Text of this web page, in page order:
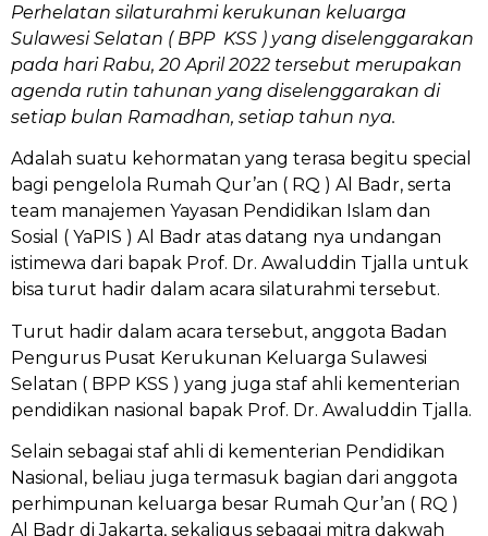
Perhelatan silaturahmi kerukunan keluarga
Sulawesi Selatan ( BPP KSS ) yang diselenggarakan
pada hari Rabu, 20 April 2022 tersebut merupakan
agenda rutin tahunan yang diselenggarakan di
setiap bulan Ramadhan, setiap tahun nya.
Adalah suatu kehormatan yang terasa begitu special
bagi pengelola Rumah Qur’an ( RQ ) Al Badr, serta
team manajemen Yayasan Pendidikan Islam dan
Sosial ( YaPIS ) Al Badr atas datang nya undangan
istimewa dari bapak Prof. Dr. Awaluddin Tjalla untuk
bisa turut hadir dalam acara silaturahmi tersebut.
Turut hadir dalam acara tersebut, anggota Badan
Pengurus Pusat Kerukunan Keluarga Sulawesi
Selatan ( BPP KSS ) yang juga staf ahli kementerian
pendidikan nasional bapak Prof. Dr. Awaluddin Tjalla.
Selain sebagai staf ahli di kementerian Pendidikan
Nasional, beliau juga termasuk bagian dari anggota
perhimpunan keluarga besar Rumah Qur’an ( RQ )
Al Badr di Jakarta, sekaligus sebagai mitra dakwah